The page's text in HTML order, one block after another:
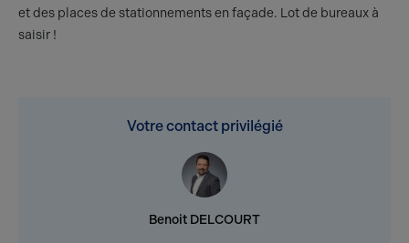
et des places de stationnements en façade. Lot de bureaux à
saisir !
Votre contact privilégié
Benoit DELCOURT